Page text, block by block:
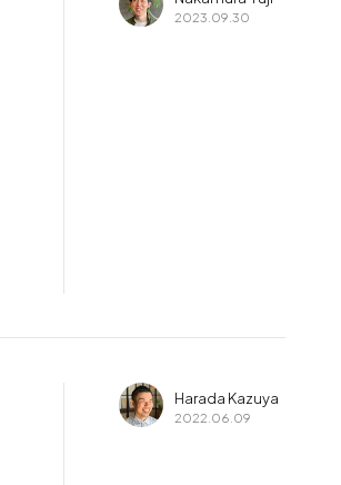
2023.09.30
Harada Kazuya
2022.06.09